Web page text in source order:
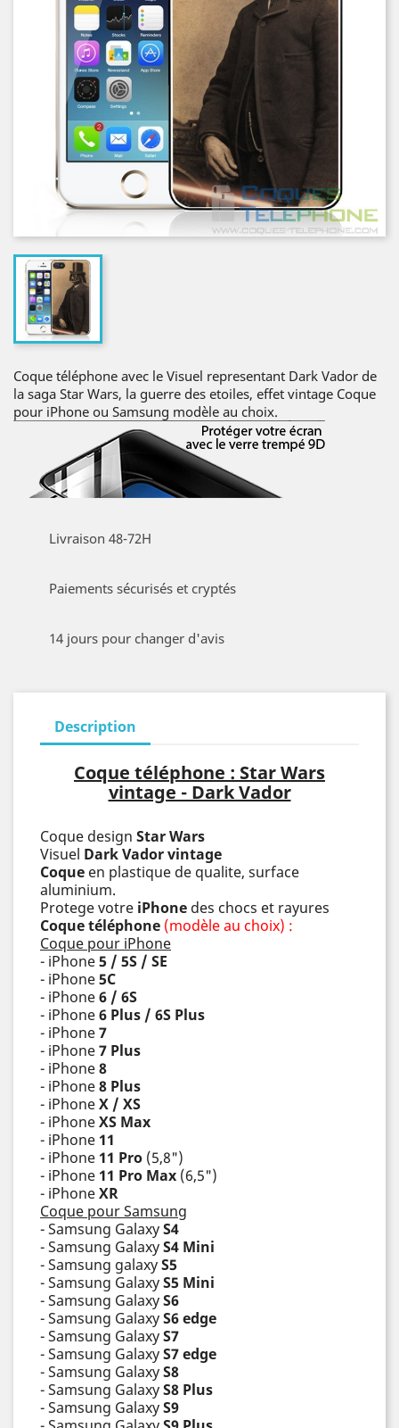
Coque téléphone avec le Visuel representant Dark Vador de
la saga Star Wars, la guerre des etoiles, effet vintage Coque
pour iPhone ou Samsung modèle au choix.
Livraison 48-72H
Paiements sécurisés et cryptés
14 jours pour changer d'avis
Description
Coque téléphone : Star Wars
vintage - Dark Vador
Coque design Star Wars
Visuel Dark Vadorvintage
Coque en plastique de qualite, surface
aluminium.
Protege votre iPhone des chocs et rayures
Coque téléphone (modèle au choix) :
Coque pour iPhone
- iPhone5 / 5S / SE
- iPhone5C
- iPhone6 / 6S
- iPhone6 Plus / 6S Plus
- iPhone7
- iPhone7 Plus
- iPhone8
- iPhone8 Plus
- iPhoneX / XS
- iPhoneXS Max
- iPhone 11
- iPhone 11 Pro (5,8")
- iPhone 11 Pro Max (6,5")
- iPhoneXR
Coque pour Samsung
- Samsung GalaxyS4
- Samsung GalaxyS4 Mini
- Samsung galaxyS5
- Samsung GalaxyS5 Mini
- Samsung GalaxyS6
- Samsung GalaxyS6 edge
- Samsung GalaxyS7
- Samsung GalaxyS7 edge
- Samsung GalaxyS8
- Samsung GalaxyS8 Plus
- Samsung GalaxyS9